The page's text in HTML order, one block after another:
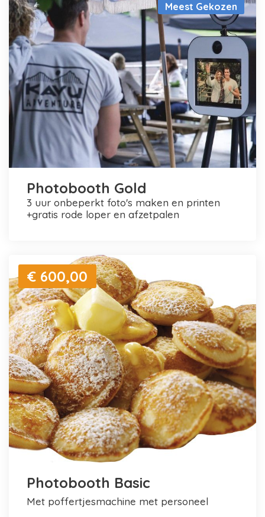
Meest Gekozen
Photobooth Gold
3 uur onbeperkt foto's maken en printen
+gratis rode loper en afzetpalen
€ 600,00
Photobooth Basic
met poffertjesmachine met personeel